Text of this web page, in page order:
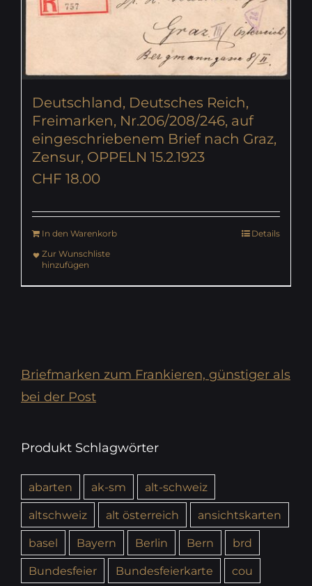
Deutschland, Deutsches Reich,
Freimarken, Nr.206/208/246, auf
eingeschriebenem Brief nach Graz,
Zensur, OPPELN 15.2.1923
CHF 18.00
In den Warenkorb
Details
Zur Wunschliste
hinzufügen
Briefmarken zum Frankieren, günstiger als
bei der Post
Produkt Schlagwörter
abarten ak-sm
alt-schweiz
altschweiz
alt österreich
ansichtskarten
basel
Bayern Berlin Bern
brd
Bundesfeier
Bundesfeierkarte cou